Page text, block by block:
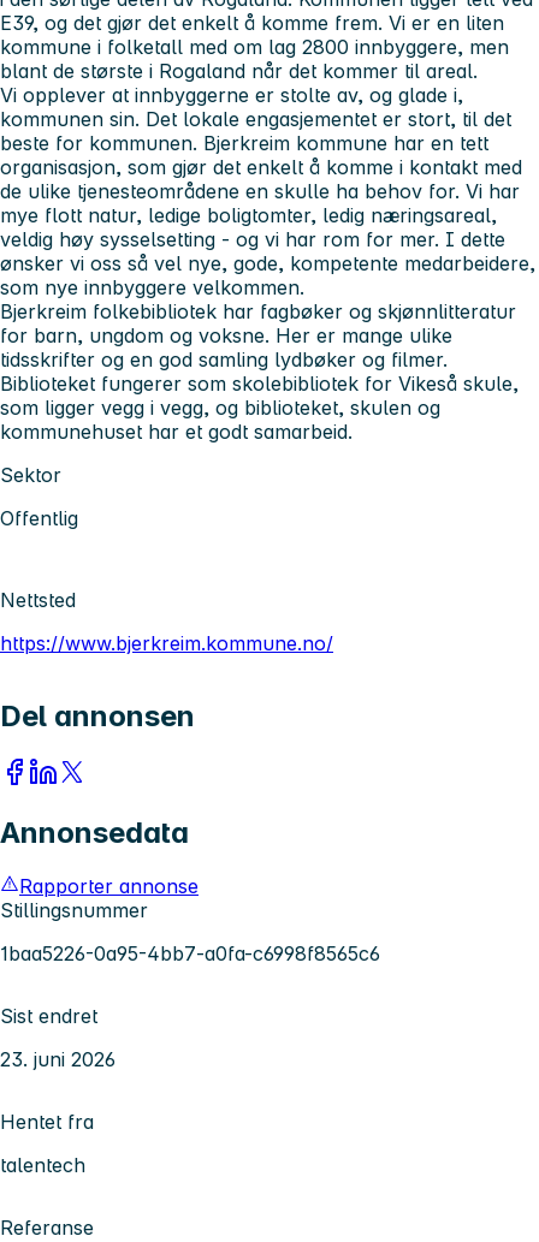
E39, og det gjør det enkelt å komme frem. Vi er en liten
kommune i folketall med om lag 2800 innbyggere, men
blant de største i Rogaland når det kommer til areal.
Vi opplever at innbyggerne er stolte av, og glade i,
kommunen sin. Det lokale engasjementet er stort, til det
beste for kommunen. Bjerkreim kommune har en tett
organisasjon, som gjør det enkelt å komme i kontakt med
de ulike tjenesteområdene en skulle ha behov for. Vi har
mye flott natur, ledige boligtomter, ledig næringsareal,
veldig høy sysselsetting - og vi har rom for mer. I dette
ønsker vi oss så vel nye, gode, kompetente medarbeidere,
som nye innbyggere velkommen.
Bjerkreim folkebibliotek har fagbøker og skjønnlitteratur
for barn, ungdom og voksne. Her er mange ulike
tidsskrifter og en god samling lydbøker og filmer.
Biblioteket fungerer som skolebibliotek for Vikeså skule,
som ligger vegg i vegg, og biblioteket, skulen og
kommunehuset har et godt samarbeid.
Sektor
Offentlig
Nettsted
https://www.bjerkreim.kommune.no/
Del annonsen
Annonsedata
Rapporter annonse
Stillingsnummer
1baa5226-0a95-4bb7-a0fa-c6998f8565c6
Sist endret
23. juni 2026
Hentet fra
talentech
Referanse